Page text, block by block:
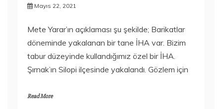
Mayıs 22, 2021
Mete Yarar’ın açıklaması şu şekilde; Barikatlar
döneminde yakalanan bir tane İHA var. Bizim
tabur düzeyinde kullandığımız özel bir İHA.
Şırnak’ın Silopi ilçesinde yakalandı. Gözlem için
Read More